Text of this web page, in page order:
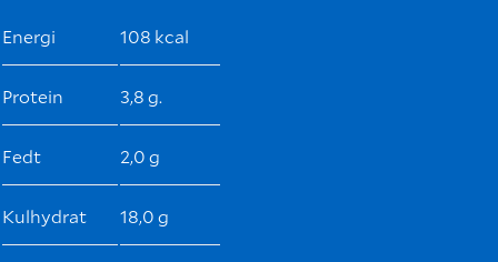
Energi 108 kcal
Protein 3,8 g.
Fedt 2,0 g
Kulhydrat 18,0 g